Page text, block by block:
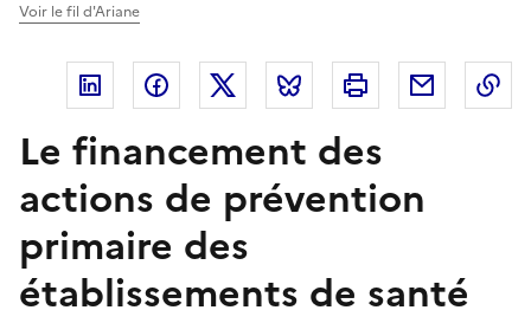
Voir le fil d'Ariane
Linkedin FacebookTwitter Bluesky Imprimer Courriel
Le financement des
actions de prévention
primaire des
établissements de santé